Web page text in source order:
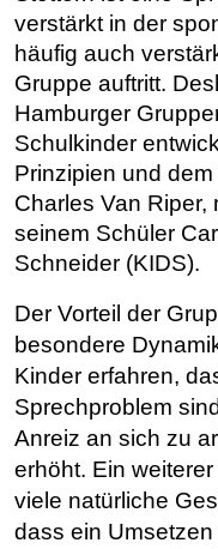
verstärkt in der
häufig auch
Gruppe auftritt.
Hamburger
Schulkinder
Prinzipien und
Charles Van Riper,
seinem Schüler
Schneider (KIDS).
Der Vorteil der
besondere
Kinder erfahren,
Sprechproblem
Anreiz an sich zu
erhöht. Ein
viele natürliche
dass ein